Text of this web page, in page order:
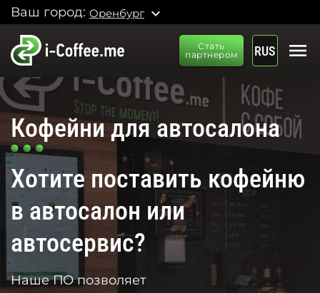
Ваш город: Оренбург expand_more
Стать
партнером
RUS menu
Кофейни для автосалона
Хотите поставить кофейню
в автосалон или
автосервис?
Наше ПО позволяет